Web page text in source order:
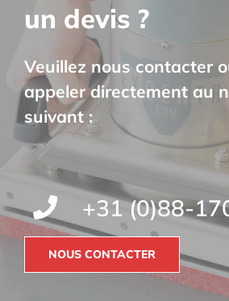
un devis ?
Veuillez nous contacter
appeler directement au
suivant :
+31 (0)88-
NOUS CONTACTER